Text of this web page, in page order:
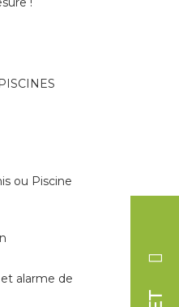
ou Piscine
alarme de